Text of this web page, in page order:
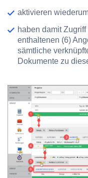
aktivieren
haben damit
enthaltenen (6)
sämtliche
Dokumente zu